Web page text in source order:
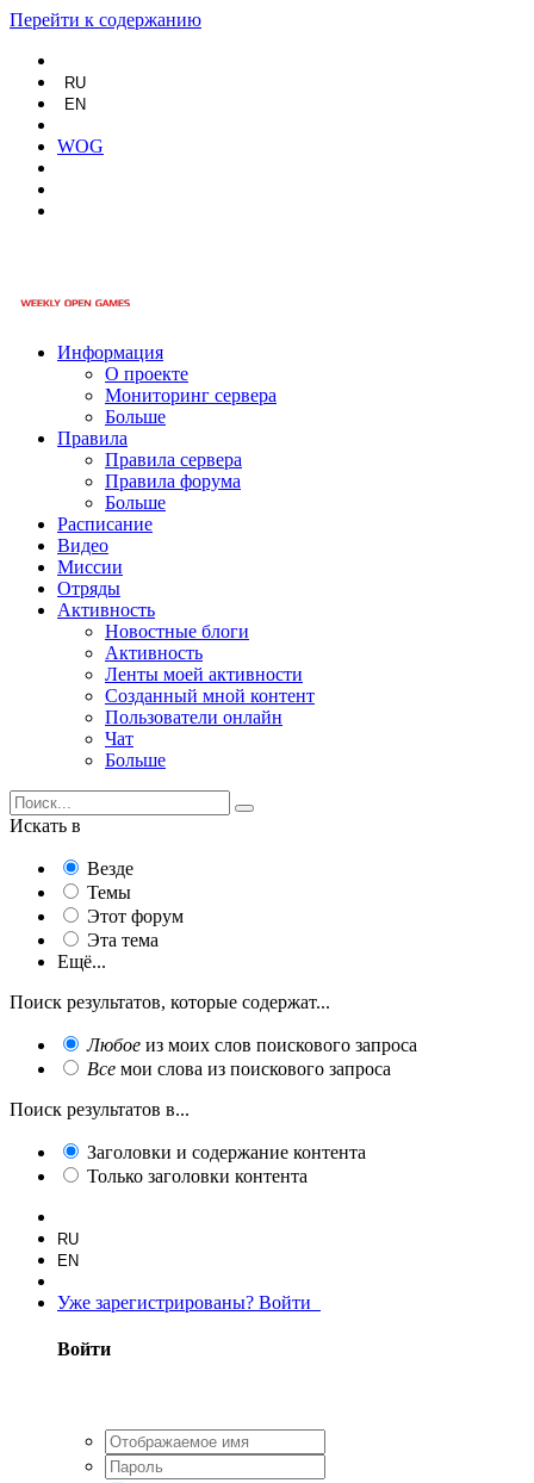
Перейти к содержанию
RU
EN
WOG
Информация
О проекте
Мониторинг сервера
Больше
Правила
Правила сервера
Правила форума
Больше
Расписание
Видео
Миссии
Отряды
Активность
Новостные блоги
Активность
Ленты моей активности
Созданный мной контент
Пользователи онлайн
Чат
Больше
Искать в
Везде
Темы
Этот форум
Эта тема
Ещё...
Поиск результатов, которые содержат...
Любое из моих слов поискового запроса
Все мои слова из поискового запроса
Поиск результатов в...
Заголовки и содержание контента
Только заголовки контента
RU
EN
Уже зарегистрированы? Войти
Войти